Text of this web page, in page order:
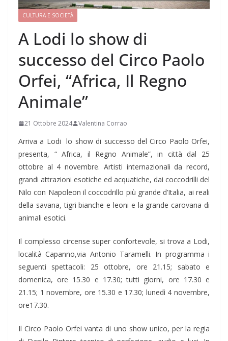
CULTURA E SOCIETÀ
A Lodi lo show di
successo del Circo Paolo
Orfei, “Africa, Il Regno
Animale”
21 Ottobre 2024 Valentina Corrao
Arriva a Lodi lo show di successo del Circo Paolo Orfei,
presenta, “ Africa, il Regno Animale”, in città dal 25
ottobre al 4 novembre. Artisti internazionali da record,
grandi attrazioni esotiche ed acquatiche, dai coccodrilli del
Nilo con Napoleon il coccodrillo più grande d’Italia, ai reali
della savana, tigri bianche e leoni e la grande carovana di
animali esotici.
Il complesso circense super confortevole, si trova a Lodi,
località Capanno,via Antonio Taramelli. In programma i
seguenti spettacoli: 25 ottobre, ore 21.15; sabato e
domenica, ore 15.30 e 17.30; tutti giorni, ore 17.30 e
21.15; 1 novembre, ore 15.30 e 17.30; lunedì 4 novembre,
ore17.30.
Il Circo Paolo Orfei vanta di uno show unico, per la regia